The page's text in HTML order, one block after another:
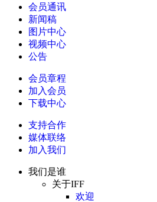
会员通讯
新闻稿
图片中心
视频中心
公告
会员章程
加入会员
下载中心
支持合作
媒体联络
加入我们
我们是谁
关于IFF
欢迎